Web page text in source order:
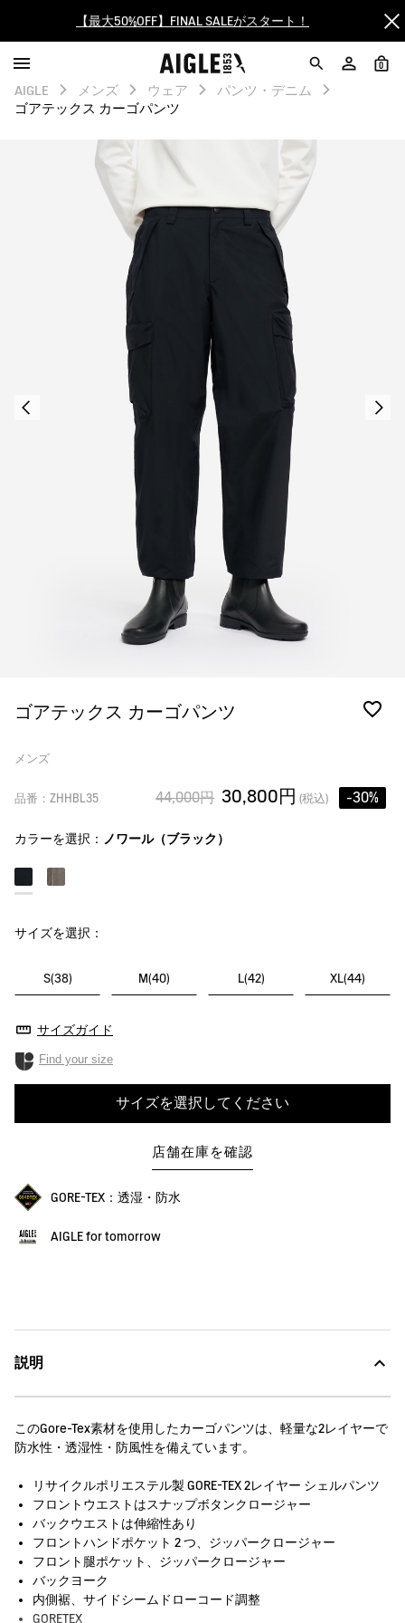
【最大50%OFF】FINAL SALEがスタート！
ログイン/会員登録で送料＆返品無料
AIGLE CLUB ポイントサービス終了のお知らせ
【8/16まで】セール品がさらに10%OFF！
【最大50%OFF】FINAL SALEがスタート！
ログイン/会員登録で送料＆返品無料
AIGLE CLUB ポイントサービス終了のお知らせ
0
AIGLE メンズ ウェア
パンツ・デニム
ゴアテックス カーゴパンツ
ゴアテックス カーゴパンツ
メンズ
品番：ZHHBL35 44,000円 30,800円 (税込) -30%
カラーを選択： ノワール（ブラック）
サイズを選択：
S(38) M(40) L(42) XL(44)
サイズガイド
Find your size
サイズを選択してください
店舗在庫を確認
GORE-TEX：透湿・防水
AIGLE for tomorrow
説明
このGore-Tex素材を使用したカーゴパンツは、軽量な2レイヤーで
防水性・透湿性・防風性を備えています。
リサイクルポリエステル製 GORE-TEX 2レイヤー シェルパンツ
フロントウエストはスナップボタンクロージャー
バックウエストは伸縮性あり
フロントハンドポケット 2 つ、ジッパークロージャー
フロント腿ポケット、ジッパークロージャー
バックヨーク
内側裾、サイドシームドローコード調整
GORETEX